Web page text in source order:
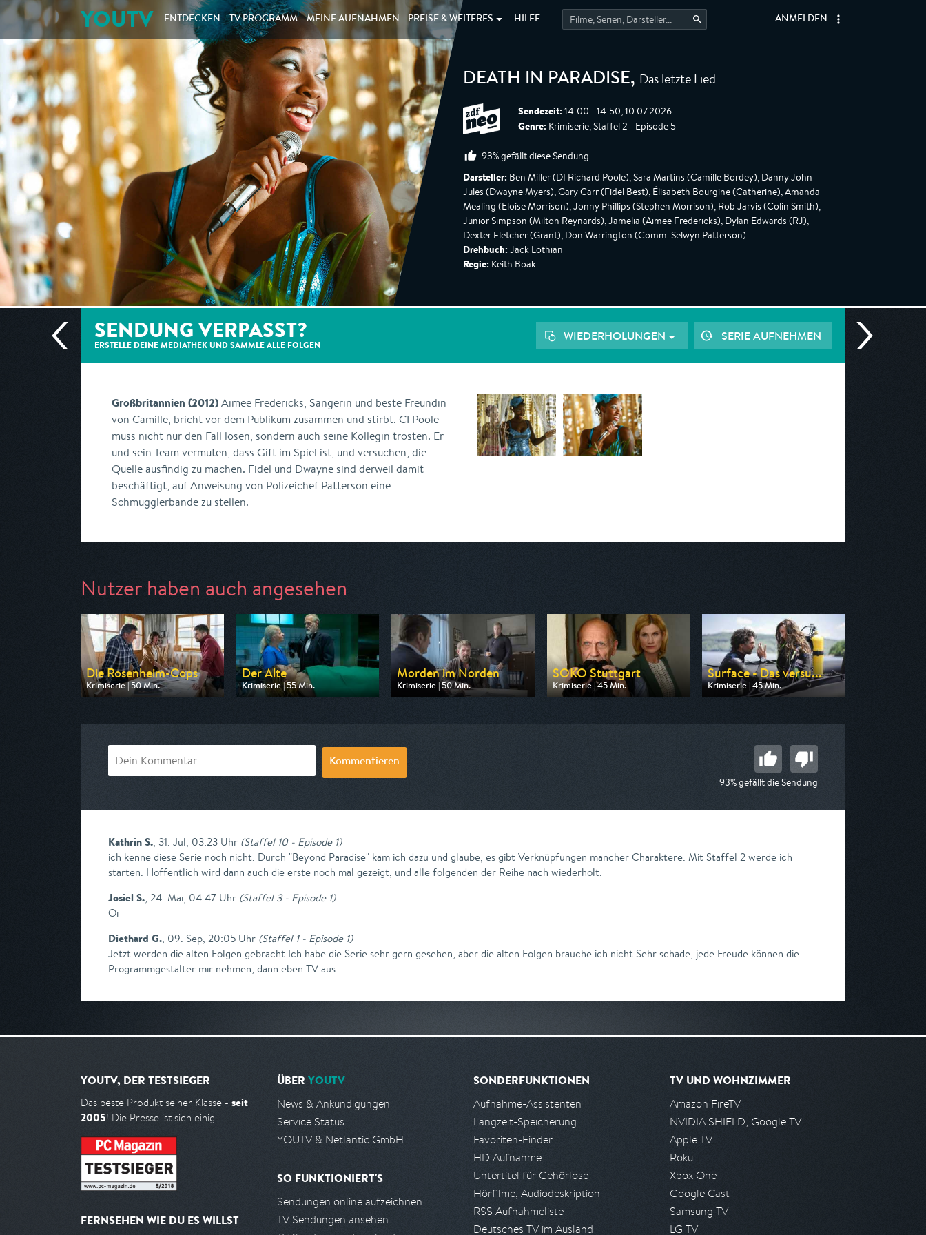
YOUTV ENTDECKEN TV PROGRAMM MEINE AUFNAHMEN PREISE & WEITERES HILFE ANMELDEN
DEATH IN PARADISE, Das letzte Lied
Sendezeit: 14:00 - 14:50, 10.07.2026
Genre: Krimiserie, Staffel 2 - Episode 5
93% gefällt diese Sendung
Darsteller: Ben Miller (DI Richard Poole), Sara Martins (Camille Bordey), Danny John-
Jules (Dwayne Myers), Gary Carr (Fidel Best), Élisabeth Bourgine (Catherine), Amanda
Mealing (Eloise Morrison), Jonny Phillips (Stephen Morrison), Rob Jarvis (Colin Smith),
Junior Simpson (Milton Reynards), Jamelia (Aimee Fredericks), Dylan Edwards (RJ),
Dexter Fletcher (Grant), Don Warrington (Comm. Selwyn Patterson)
Drehbuch: Jack Lothian
Regie: Keith Boak
SENDUNG VERPASST?
ERSTELLE DEINE MEDIATHEK UND SAMMLE ALLE FOLGEN
SERIE AUFNEHMEN
WIEDERHOLUNGEN
Großbritannien (2012)Aimee Fredericks, Sängerin und beste Freundin
von Camille, bricht vor dem Publikum zusammen und stirbt. CI Poole
muss nicht nur den Fall lösen, sondern auch seine Kollegin trösten. Er
und sein Team vermuten, dass Gift im Spiel ist, und versuchen, die
Quelle ausfindig zu machen. Fidel und Dwayne sind derweil damit
beschäftigt, auf Anweisung von Polizeichef Patterson eine
Schmugglerbande zu stellen.
Nutzer haben auch angesehen
Die Rosenheim-Cops
Krimiserie | 50 Min.
Ausgestrahlt von ZDF
Der Alte
Krimiserie | 55 Min.
Ausgestrahlt von ZDF
Morden im Norden
Krimiserie | 50 Min.
Ausgestrahlt von ARD
SOKO Stuttgart
Krimiserie | 45 Min.
Ausgestrahlt von ZDF
Surface - Das versu...
Krimiserie | 45 Min.
Ausgestrahlt von ARD
Kommentieren
93% gefällt die Sendung
Kathrin S., 31. Jul, 03:23 Uhr (Staffel 10 - Episode 1)
ich kenne diese Serie noch nicht. Durch "Beyond Paradise" kam ich dazu und glaube, es gibt Verknüpfungen mancher Charaktere. Mit Staffel 2 werde ich
starten. Hoffentlich wird dann auch die erste noch mal gezeigt, und alle folgenden der Reihe nach wiederholt.
Josiel S., 24. Mai, 04:47 Uhr (Staffel 3 - Episode 1)
Oi
Diethard G., 09. Sep, 20:05 Uhr (Staffel 1 - Episode 1)
Jetzt werden die alten Folgen gebracht.Ich habe die Serie sehr gern gesehen, aber die alten Folgen brauche ich nicht.Sehr schade, jede Freude können die
Programmgestalter mir nehmen, dann eben TV aus.
YOUTV, DER TESTSIEGER
Das beste Produkt seiner Klasse - seit
2005! Die Presse ist sich einig.
FERNSEHEN WIE DU ES WILLST
ÜBER YOUTV
News & Ankündigungen
Service Status
YOUTV & Netlantic GmbH
SO FUNKTIONIERT'S
Sendungen online aufzeichnen
TV Sendungen ansehen
SONDERFUNKTIONEN
Aufnahme-Assistenten
Langzeit-Speicherung
Favoriten-Finder
HD Aufnahme
Untertitel für Gehörlose
Hörfilme, Audiodeskription
RSS Aufnahmeliste
Deutsches TV im Ausland
TV UND WOHNZIMMER
Amazon FireTV
NVIDIA SHIELD, Google TV
Apple TV
Roku
Xbox One
Google Cast
Samsung TV
LG TV